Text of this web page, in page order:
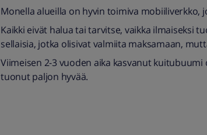
Monella alueilla on hyvin toimiva mobiiliverkko,
Kaikki eivät halua tai tarvitse, vaikka ilmaiseksi
sellaisia, jotka olisivat valmiita maksamaan,
Viimeisen 2-3 vuoden aika kasvanut
tuonut paljon hyvää.